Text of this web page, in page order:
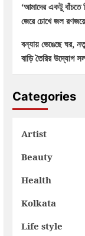
‘আমাদের একটু বাঁচতে
জেরে চোখে জল
বন্যায় ভেঙেছে ঘর,
বাড়ি তৈরির উদ্যোগ
Categories
Artist
Beauty
Health
Kolkata
Life style